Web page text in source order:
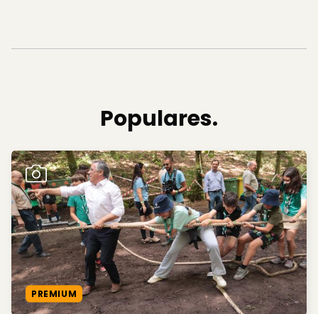
Populares.
PREMIUM